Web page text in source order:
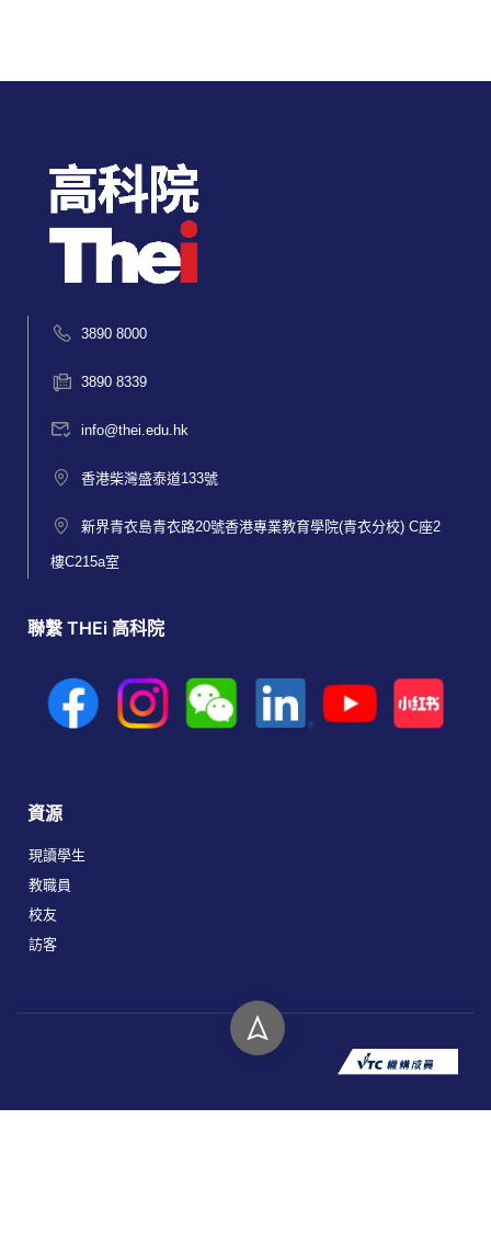
3890 8000
3890 8339
info@thei.edu.hk
香港柴灣盛泰道133號
新界青衣島青衣路20號香港專業教育學院(青衣分校) C座2
樓C215a室
聯繫 THEi 高科院
資源
現讀學生
教職員
校友
訪客